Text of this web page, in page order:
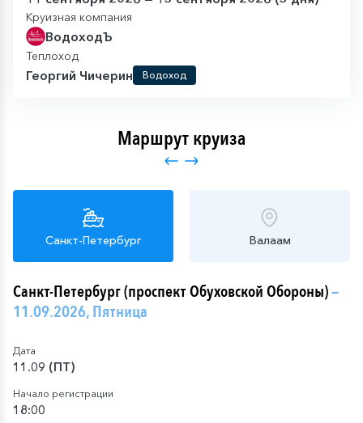
Круизная компания
ВодоходЪ
Теплоход
Георгий Чичерин Водоход
Маршрут круиза
Санкт-Петербург Валаам
Санкт-Петербург (проспект Обуховской Обороны)—
11.09.2026, Пятница
Дата
11.09 (ПТ)
Начало регистрации
18:00